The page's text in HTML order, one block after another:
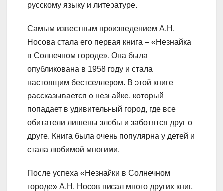
русскому языку и литературе.
Самым известным произведением А.Н.
Носова стала его первая книга – «Незнайка
в Солнечном городе». Она была
опубликована в 1958 году и стала
настоящим бестселлером. В этой книге
рассказывается о незнайке, который
попадает в удивительный город, где все
обитатели лишены злобы и заботятся друг о
друге. Книга была очень популярна у детей и
стала любимой многими.
После успеха «Незнайки в Солнечном
городе» А.Н. Носов писал много других книг,